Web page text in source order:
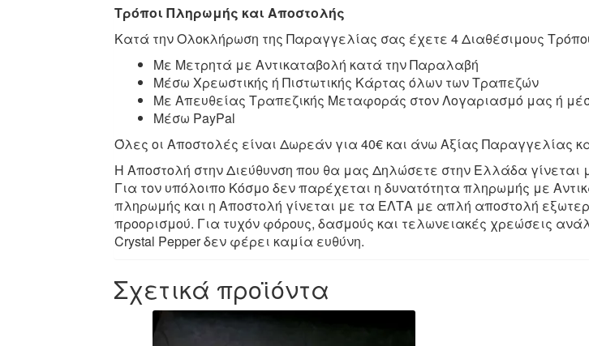
Τρόποι Πληρωμής και Αποστολής
Κατά την Ολοκλήρωση της Παραγγελίας σας έχετε 4 Διαθέσιμους
Με Μετρητά με Αντικαταβολή κατά την Παραλαβή
Μέσω Χρεωστικής ή Πιστωτικής Κάρτας όλων των Τραπεζών
Με Απευθείας Τραπεζικής Μεταφοράς στον Λογαριασμό μας ή
Μέσω PayPal
Όλες οι Αποστολές είναι Δωρεάν για 40€ και άνω Αξίας Παραγγελίας
Η Αποστολή στην Διεύθυνση που θα μας Δηλώσετε στην Ελλάδα
Για τον υπόλοιπο Κόσμο δεν παρέχεται η δυνατότητα πληρωμής με
πληρωμής και η Αποστολή γίνεται με τα ΕΛΤΑ με απλή αποστολή
προορισμού. Για τυχόν φόρους, δασμούς και τελωνειακές χρεώσεις
Crystal Pepper δεν φέρει καμία ευθύνη.
Σχετικά προϊόντα